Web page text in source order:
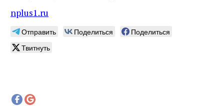
nplus1.ru
Отправить Поделиться
Поделиться
Твитнуть